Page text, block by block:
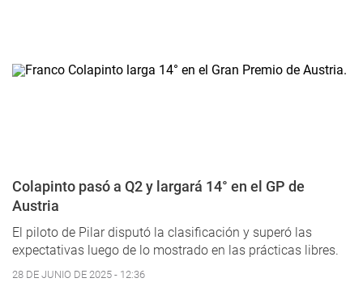
Colapinto pasó a Q2 y largará 14° en el GP de
Austria
El piloto de Pilar disputó la clasificación y superó las
expectativas luego de lo mostrado en las prácticas libres.
28 DE JUNIO DE 2025 - 12:36